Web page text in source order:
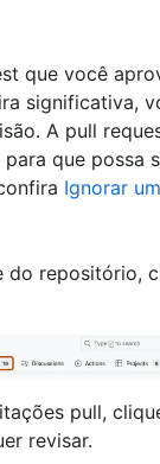
que você
significativa,
A pull
que possa
Ignorar
do repositório,
pull,
revisar.